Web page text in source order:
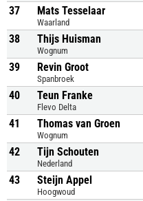
37 Mats Tesselaar
Waarland
38 Thijs Huisman
Wognum
39 Revin Groot
Spanbroek
40 Teun Franke
Flevo Delta
41 Thomas van Groen
Wognum
42 Tijn Schouten
Nederland
43 Steijn Appel
Hoogwoud